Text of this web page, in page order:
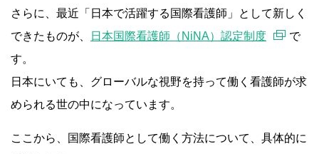
さらに、最近「日本で活躍する国際看護師」として新しく
できたものが、
日本国際看護師（NiNA）認定制度
で
す。
日本にいても、グローバルな視野を持って働く看護師が求
められる世の中になっています。
ここから、国際看護師として働く方法について、具体的に